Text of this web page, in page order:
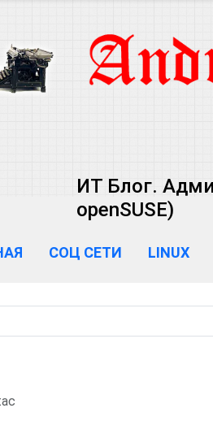
ИТ Блог.
openSUSE)
СОЦ СЕТИ LINUX